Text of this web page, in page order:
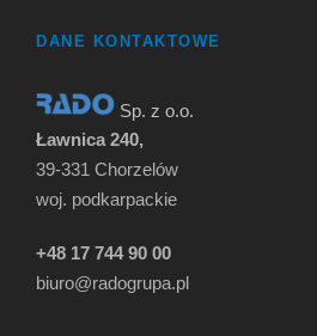
DANE KONTAKTOWE
Sp. z o.o.
Ławnica 240,
39-331 Chorzelów
woj. podkarpackie
+48 17 744 90 00
biuro@radogrupa.pl